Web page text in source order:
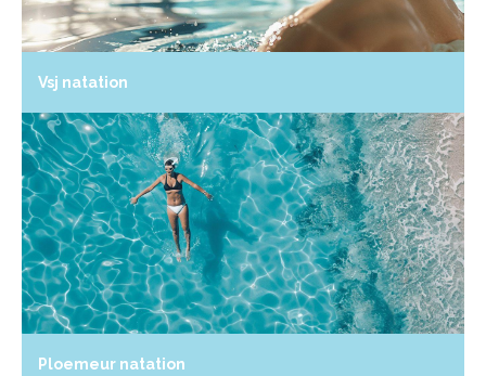
Vsj natation
Ploemeur natation